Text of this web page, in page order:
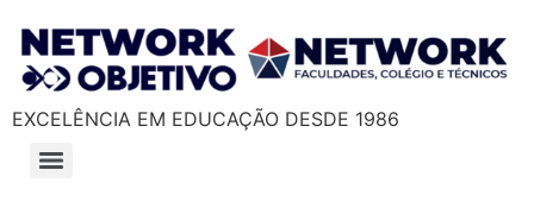
EXCELÊNCIA EM EDUCAÇÃO DESDE 1986